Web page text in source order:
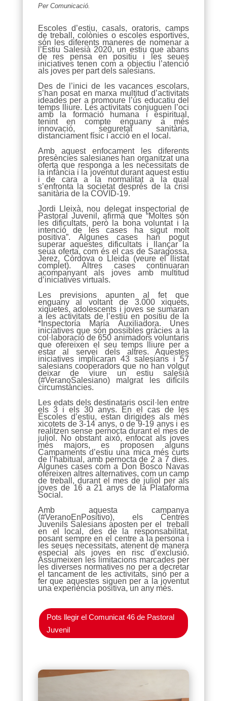
Per Comunicació.
Escoles d’estiu, casals, oratoris, camps
de treball, colònies o escoles esportives,
són les diferents maneres de nomenar a
l’Estiu Salesià 2020, un estiu que abans
de res pensa en positiu i les seues
iniciatives tenen com a objectiu l’atenció
als joves per part dels salesians.
Des de l’inici de les vacances escolars,
s’han posat en marxa multitud d’activitats
ideades per a promoure l’ús educatiu del
temps lliure. Les activitats conjuguen l’oci
amb la formació humana i espiritual,
tenint en compte enguany a més
innovació, seguretat sanitària,
distanciament físic i acció en el local.
Amb aquest enfocament les diferents
presències salesianes han organitzat una
oferta que responga a les necessitats de
la infància i la joventut durant aquest estiu
i de cara a la normalitat a la qual
s’enfronta la societat després de la crisi
sanitària de la COVID-19.
Jordi Lleixà, nou delegat inspectorial de
Pastoral Juvenil, afirma que “Moltes són
les dificultats, però la bona voluntat i la
intenció de les cases ha sigut molt
positiva”. Algunes cases han pogut
superar aquestes dificultats i llançar la
seua oferta, com és el cas de Saragossa,
Jerez, Còrdova o Lleida (veure el llistat
complet). Altres cases continuaran
acompanyant als joves amb multitud
d’iniciatives virtuals.
Les previsions apunten al fet que
enguany al voltant de 3.000 xiquets,
xiquetes, adolescents i joves se sumaran
a les activitats de l’estiu en positiu de la
*Inspectoría María Auxiliadora. Unes
iniciatives que són possibles gràcies a la
col·laboració de 650 animadors voluntaris
que ofereixen el seu temps lliure per a
estar al servei dels altres. Aquestes
iniciatives implicaran 43 salesians i 57
salesians cooperadors que no han volgut
deixar de viure un estiu salesià
(#VeranoSalesiano) malgrat les difícils
circumstàncies.
Les edats dels destinataris oscil·len entre
els 3 i els 30 anys. En el cas de les
Escoles d’estiu, estan dirigides als més
xicotets de 3-14 anys, o de 9-19 anys i es
realitzen sense pernocta durant el mes de
juliol. No obstant això, enfocat als joves
més majors, es proposen alguns
Campaments d’estiu una mica més curts
de l’habitual, amb pernocta de 2 a 7 dies.
Algunes cases com a Don Bosco Navas
ofereixen altres alternatives, com un camp
de treball, durant el mes de juliol per als
joves de 16 a 21 anys de la Plataforma
Social.
Amb aquesta campanya
(#VeranoEnPositivo), els Centres
Juvenils Salesians aposten per el treball
en el local, des de la responsabilitat,
posant sempre en el centre a la persona i
les seues necessitats, atenent de manera
especial als joves en risc d’exclusió.
Assumeixen les limitacions marcades per
les diverses normatives no per a decretar
el tancament de les activitats, sinó per a
fer que aquestes siguen per a la joventut
una experiència positiva, un any més.
Pots llegir el Comunicat 46 de Pastoral
Juvenil